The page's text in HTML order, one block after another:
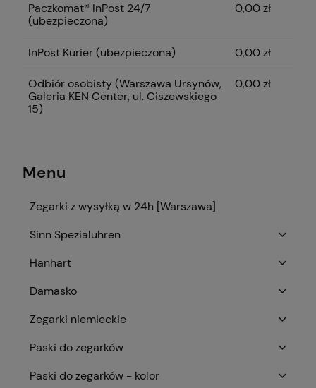
Paczkomat® InPost 24/7
(ubezpieczona)
0,00 zł
InPost Kurier (ubezpieczona) 0,00 zł
Odbiór osobisty(Warszawa Ursynów,
Galeria KEN Center, ul. Ciszewskiego
15)
0,00 zł
Menu
Zegarki z wysyłką w 24h [Warszawa]
Sinn Spezialuhren
Hanhart
Damasko
Zegarki niemieckie
Paski do zegarków
Paski do zegarków - kolor